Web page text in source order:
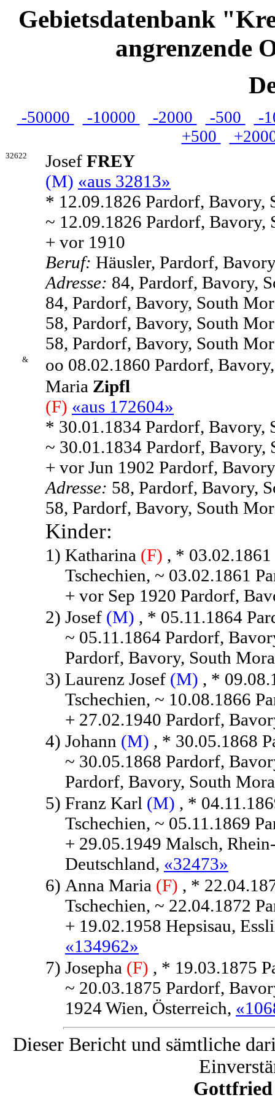
Gebietsdatenbank
angrenzende
-50000 -10000 -2000 -500
-
+500
32622 Josef FREY
(M) «aus 32813»
* 12.09.1826 Pardorf, Bavory,
~ 12.09.1826 Pardorf, Bavory,
+ vor 1910
Beruf: Häusler, Pardorf,
Adresse: 84, Pardorf, Bavory,
84, Pardorf, Bavory, South
58, Pardorf, Bavory, South
58, Pardorf, Bavory, South
&
oo 08.02.1860 Pardorf,
Maria Zipfl
(F) «aus 172604»
* 30.01.1834 Pardorf, Bavory,
~ 30.01.1834 Pardorf, Bavory,
+ vor Jun 1902 Pardorf,
Adresse: 58, Pardorf, Bavory,
58, Pardorf, Bavory, South
Kinder:
1) Katharina (F) , *
Tschechien, ~ 03.02.1861
+ vor Sep 1920 Pardorf,
2) Josef (M) , * 05.11.1864
~ 05.11.1864 Pardorf,
Pardorf, Bavory, South
3) Laurenz Josef (M) , *
Tschechien, ~ 10.08.1866
+ 27.02.1940 Pardorf,
4) Johann (M) , * 30.05.1868
~ 30.05.1868 Pardorf,
Pardorf, Bavory, South
5) Franz Karl (M) , *
Tschechien, ~ 05.11.1869
+ 29.05.1949 Malsch,
Deutschland, «32473»
6) Anna Maria (F) , *
Tschechien, ~ 22.04.1872
+ 19.02.1958 Hepsisau,
«134962»
7) Josepha (F) , * 19.03.1875
~ 20.03.1875 Pardorf,
1924 Wien, Österreich,
Dieser Bericht und sämtliche
Gottfried